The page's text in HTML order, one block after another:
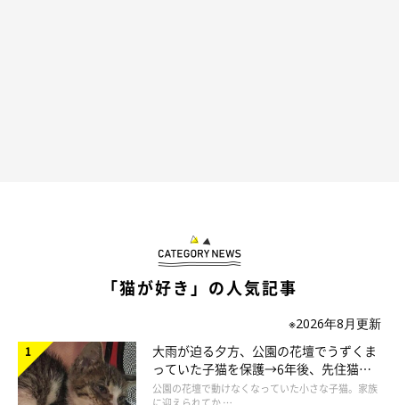
「猫が好き」の人気記事
※2026年8月更新
大雨が迫る夕方、公園の花壇でうずくま
っていた子猫を保護→6年後、先住猫
と“姉妹”のような関係に
公園の花壇で動けなくなっていた小さな子猫。家族